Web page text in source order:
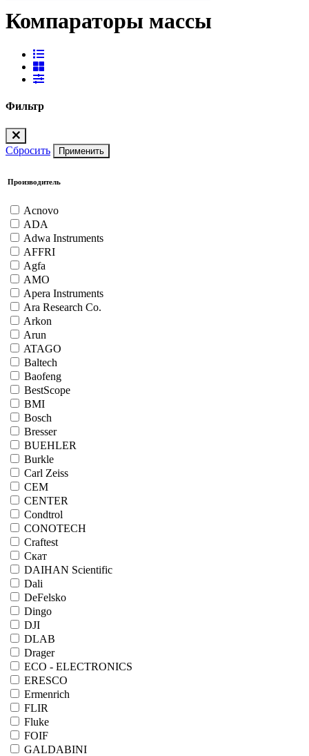
Компараторы массы
Фильтр
Сбросить Применить
Производитель
Acnovo
ADA
Adwa Instruments
AFFRI
Agfa
AMO
Apera Instruments
Ara Research Co.
Arkon
Arun
ATAGO
Baltech
Baofeng
BestScope
BMI
Bosch
Bresser
BUEHLER
Burkle
Carl Zeiss
CEM
CENTER
Condtrol
CONOTECH
Craftest
Cкат
DAIHAN Scientific
Dali
DeFelsko
Dingo
DJI
DLAB
Drager
ECO - ELECTRONICS
ERESCO
Ermenrich
FLIR
Fluke
FOIF
GALDABINI